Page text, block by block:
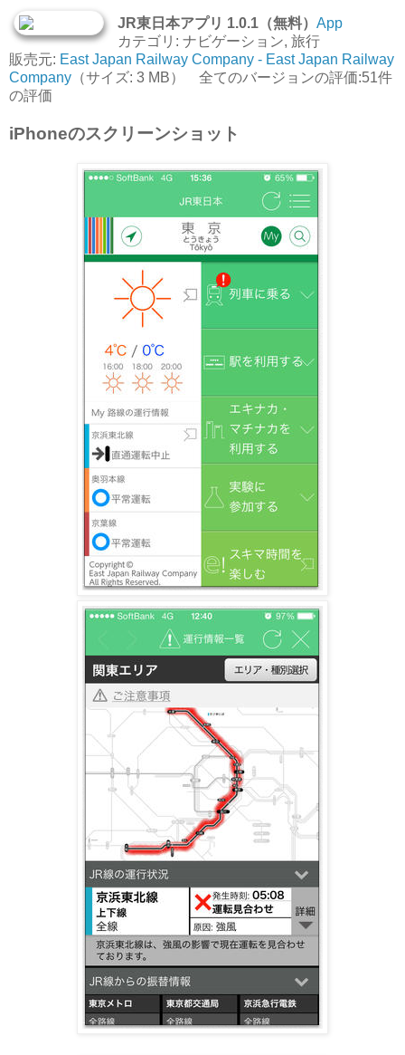
JR東日本アプリ 1.0.1（無料） App
カテゴリ: ナビゲーション, 旅行
販売元: East Japan Railway Company - East Japan Railway
Company （サイズ: 3 MB） 全てのバージョンの評価:51件
の評価
iPhoneのスクリーンショット